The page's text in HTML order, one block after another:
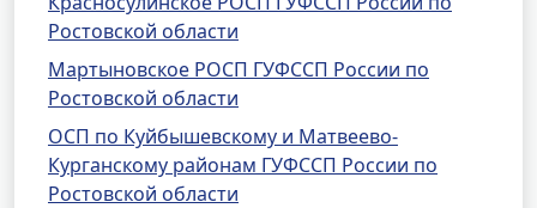
Ростовской области
Мартыновское РОСП ГУФССП России по
Ростовской области
ОСП по Куйбышевскому и Матвеево-
Курганскому районам ГУФССП России по
Ростовской области